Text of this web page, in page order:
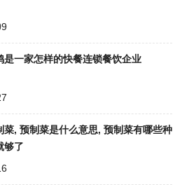
是一家怎样的快餐连锁餐饮企业
菜, 预制菜是什么意思, 预制菜有哪些种
够了